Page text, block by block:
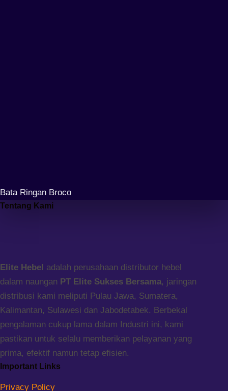
Bata Ringan Broco
Tentang Kami
Elite Hebel adalah perusahaan distributor hebel
dalam naungan PT Elite Sukses Bersama, jaringan
distribusi kami meliputi Pulau Jawa, Sumatera,
Kalimantan, Sulawesi dan Jabodetabek. Berbekal
pengalaman cukup lama dalam Industri ini, kami
pastikan untuk selalu memberikan pelayanan yang
prima, efektif namun tetap efisien.
Important Links
Privacy Policy